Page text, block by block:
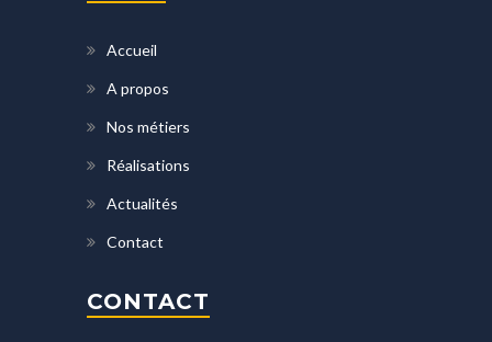
Accueil
A propos
Nos métiers
Réalisations
Actualités
Contact
CONTACT